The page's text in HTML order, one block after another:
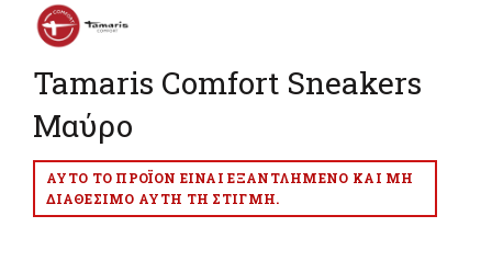
Tamaris Comfort Sneakers
Μαύρο
ΑΥΤΌ ΤΟ ΠΡΟΪΌΝ ΕΊΝΑΙ ΕΞΑΝΤΛΗΜΈΝΟ ΚΑΙ ΜΗ
ΔΙΑΘΈΣΙΜΟ ΑΥΤΉ ΤΗ ΣΤΙΓΜΉ.